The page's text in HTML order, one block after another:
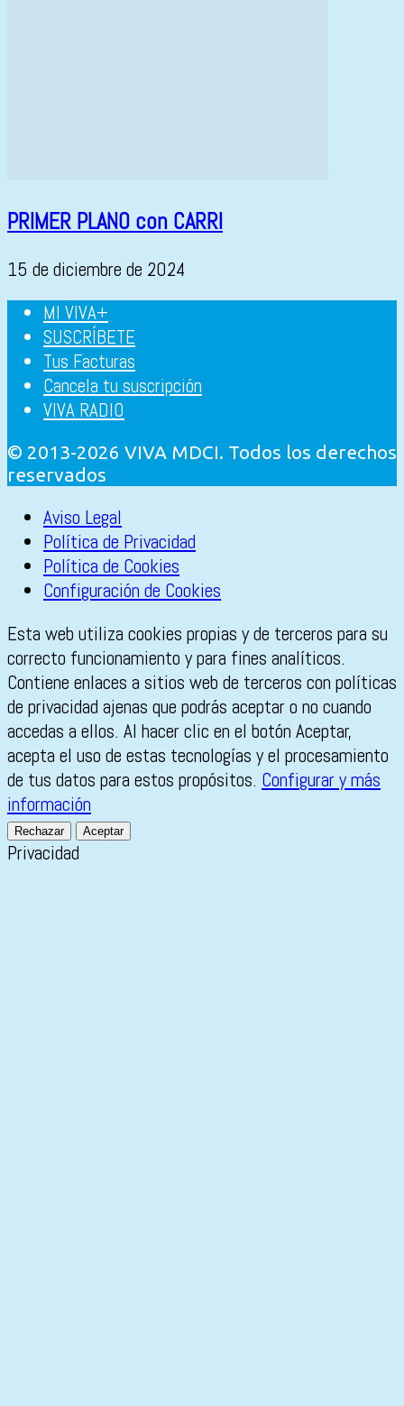
PRIMER PLANO con CARRI
15 de diciembre de 2024
MI VIVA+
SUSCRÍBETE
Tus Facturas
Cancela tu suscripción
VIVA RADIO
© 2013-2026 VIVA MDCI. Todos los derechos
reservados
Aviso Legal
Política de Privacidad
Política de Cookies
Configuración de Cookies
Esta web utiliza cookies propias y de terceros para su
correcto funcionamiento y para fines analíticos.
Contiene enlaces a sitios web de terceros con políticas
de privacidad ajenas que podrás aceptar o no cuando
accedas a ellos. Al hacer clic en el botón Aceptar,
acepta el uso de estas tecnologías y el procesamiento
de tus datos para estos propósitos. Configurar y más
información
Rechazar Aceptar
Privacidad